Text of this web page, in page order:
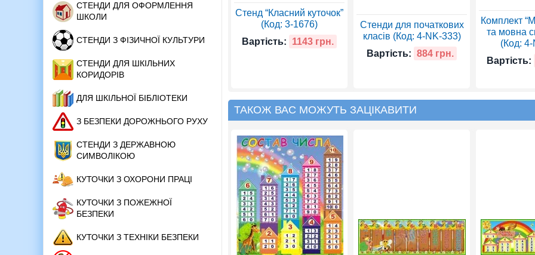
СТЕНДИ ДЛЯ ОФОРМЛЕННЯ
ШКОЛИ
СТЕНДИ З ФІЗИЧНОЇ КУЛЬТУРИ
СТЕНДИ ДЛЯ ШКІЛЬНИХ
КОРИДОРІВ
ДЛЯ ШКІЛЬНОЇ БІБЛІОТЕКИ
З БЕЗПЕКИ ДОРОЖНЬОГО РУХУ
СТЕНДИ З ДЕРЖАВНОЮ
СИМВОЛІКОЮ
КУТОЧКИ З ОХОРОНИ ПРАЦІ
КУТОЧКИ З ПОЖЕЖНОЇ
БЕЗПЕКИ
КУТОЧКИ З ТЕХНІКИ БЕЗПЕКИ
Стенд “Класний куточок”
(Код: 3-1676)
Вартість:
1143 грн.
Стенди для початкових
класів (Код: 4-NK-333)
Вартість: 884 грн.
Комплект
та мовна
(Код:
Вартість:
ТАКОЖ ВАС МОЖУТЬ ЗАЦІКАВИТИ